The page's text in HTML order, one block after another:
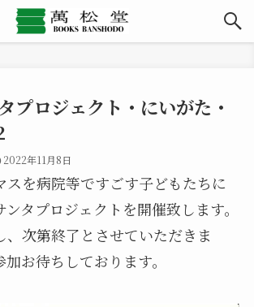
プロジェクト・にいがた・
2022年11月8日
スを病院等ですごす子どもたちに
ンタプロジェクトを開催致します。
、次第終了とさせていただきま
加お待ちしております。